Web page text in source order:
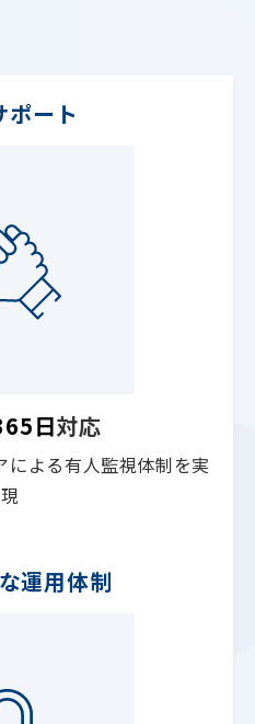
ポート
日対応
による有人監視体制を実
現
運用体制